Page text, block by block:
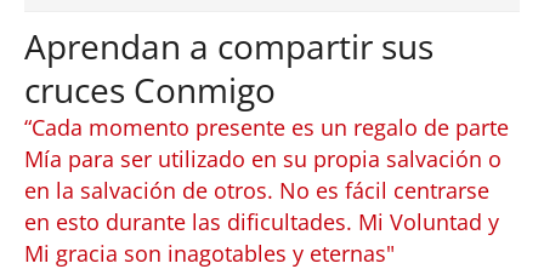
Aprendan a compartir sus
cruces Conmigo
“Cada momento presente es un regalo de parte
Mía para ser utilizado en su propia salvación o
en la salvación de otros. No es fácil centrarse
en esto durante las dificultades. Mi Voluntad y
Mi gracia son inagotables y eternas"